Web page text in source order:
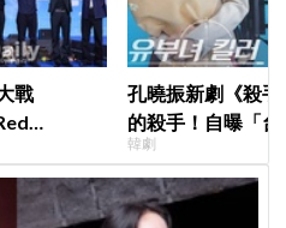
戰
、RIIZE
孔曉振新劇《殺
的殺手！自曝「
小很多XD
韓劇